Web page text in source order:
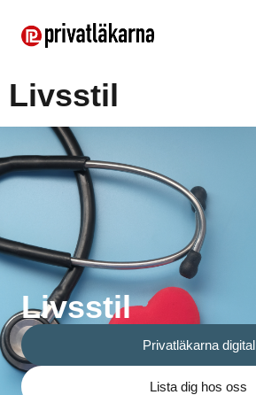
Livsstil
Livsstil
Privatläkarna digital
Lista dig hos oss